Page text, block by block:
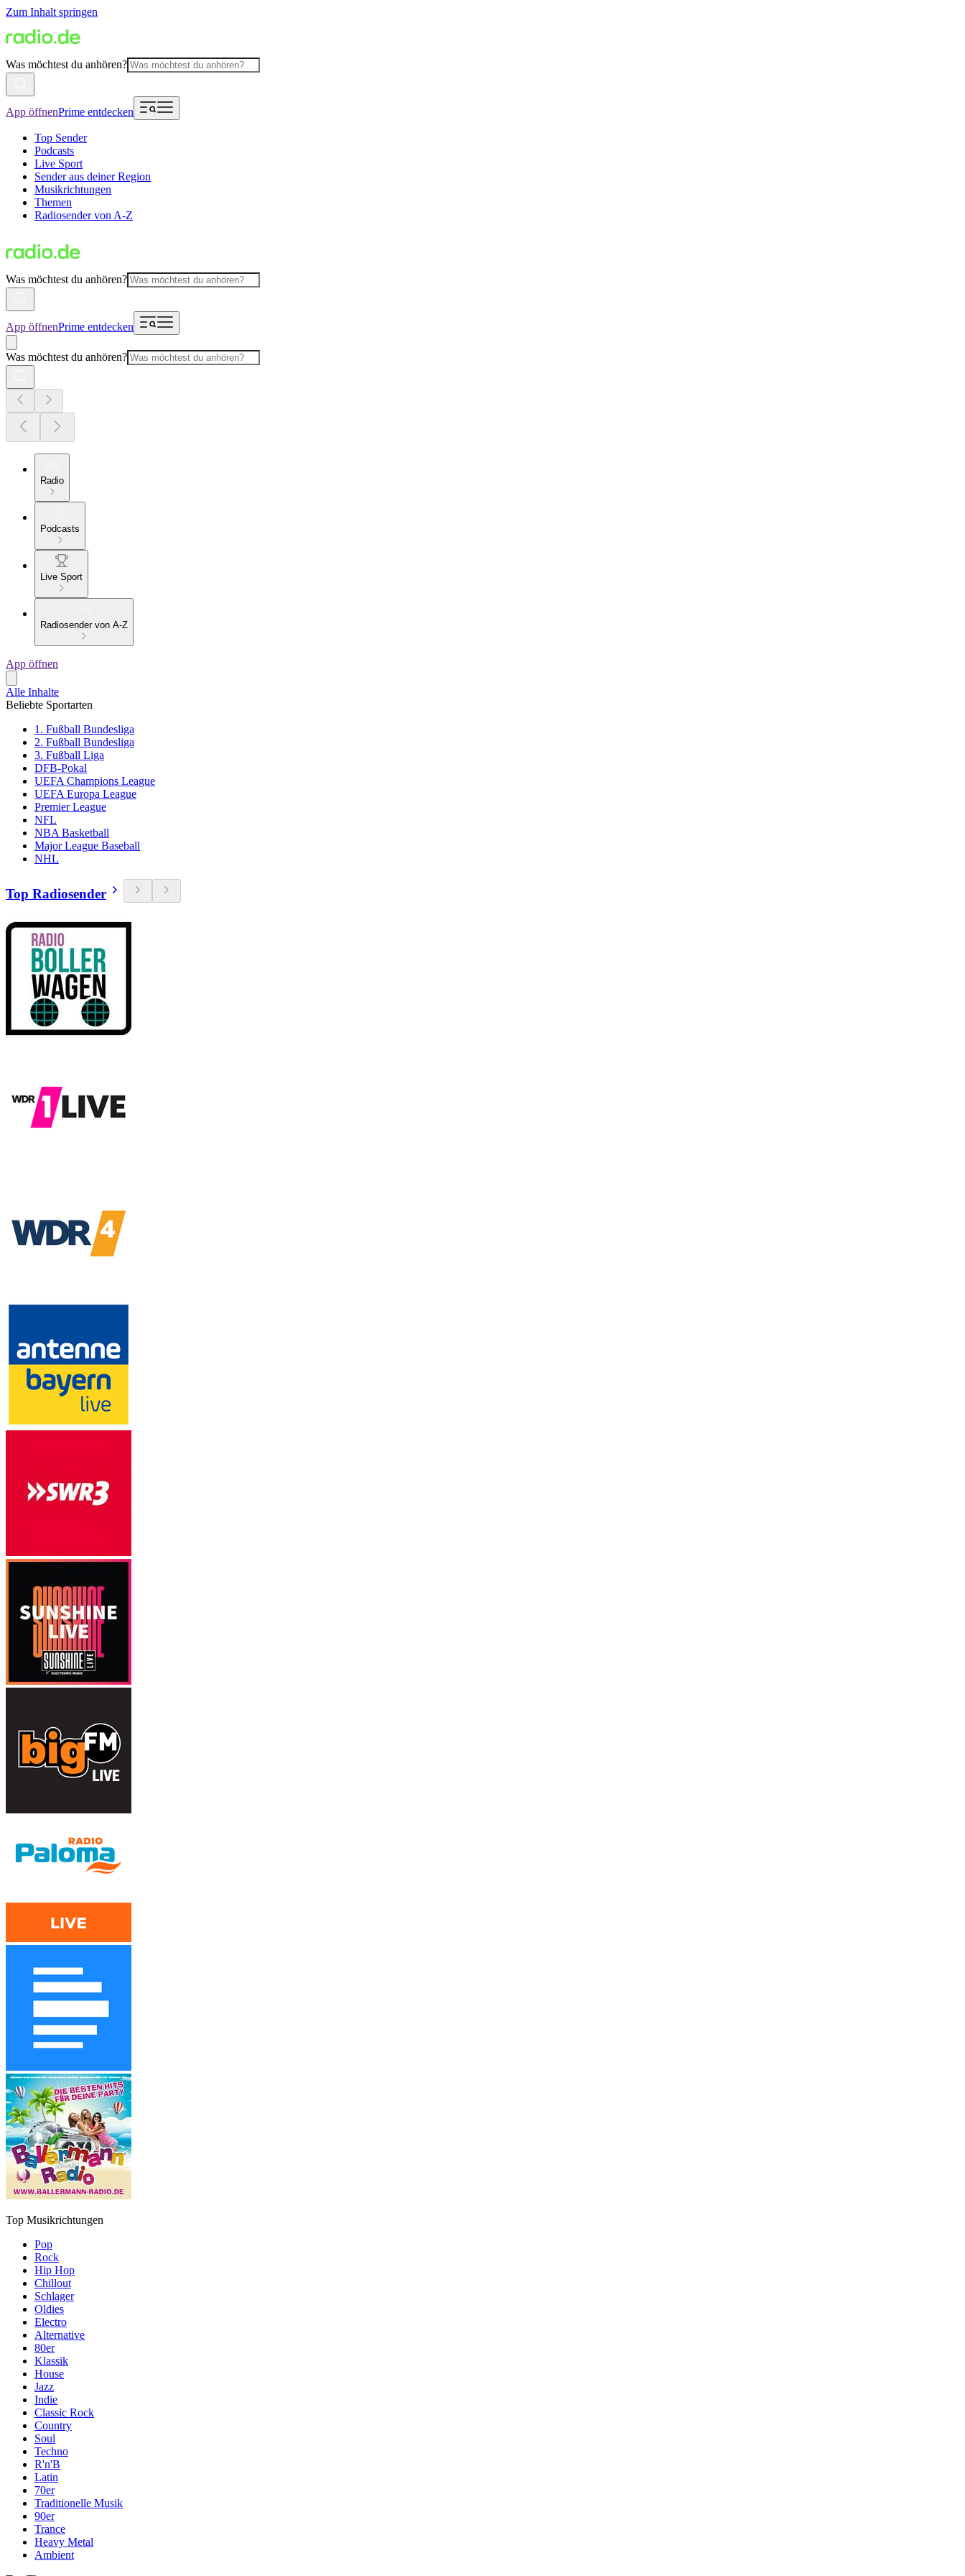
Zum Inhalt springen
Was möchtest du anhören?
App öffnenPrime entdecken
Top Sender
Podcasts
Live Sport
Sender aus deiner Region
Musikrichtungen
Themen
Radiosender von A-Z
Was möchtest du anhören?
App öffnenPrime entdecken
Was möchtest du anhören?
Radio
Podcasts
Live Sport
Radiosender von A-Z
App öffnen
Alle Inhalte
Beliebte Sportarten
1. Fußball Bundesliga
2. Fußball Bundesliga
3. Fußball Liga
DFB-Pokal
UEFA Champions League
UEFA Europa League
Premier League
NFL
NBA Basketball
Major League Baseball
NHL
Top Radiosender
Top Musikrichtungen
Pop
Rock
Hip Hop
Chillout
Schlager
Oldies
Electro
Alternative
80er
Klassik
House
Jazz
Indie
Classic Rock
Country
Soul
Techno
R'n'B
Latin
70er
Traditionelle Musik
90er
Trance
Heavy Metal
Ambient